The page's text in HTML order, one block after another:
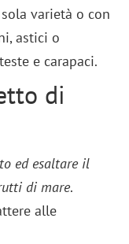
varietà o con
astici o
e carapaci.
di
ed esaltare il
di mare.
alle